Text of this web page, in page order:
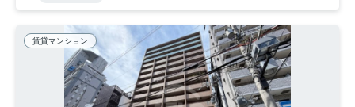
賃貸マンション